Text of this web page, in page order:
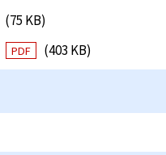
(75 KB)
PDF (403 KB)